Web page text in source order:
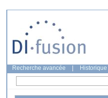
Recherche avancée